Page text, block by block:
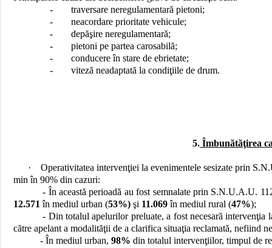
-
traversare neregulamentară pietoni;
-
neacordare prioritate vehicule;
-
depăşire neregulamentară;
-
pietoni pe partea carosabilă;
-
conducere în stare de ebrietate;
-
viteză neadaptată la condiţiile de drum.
5.Îmbunătăţirea
·
Operativitatea intervenţiei la evenimentele sesizate prin
min în 90% din cazuri:
- În această perioadă au fost semnalate prin S.N.U.A.U.
12.571 în mediul urban (53%) şi 11.069în mediul rural (47%);
- Din totalul apelurilor preluate, a fost necesară intervenţia
către apelant a modalităţii de a clarifica situaţia reclamată, nefiind
- În mediul urban,98% din totalul intervenţiilor, timpul de